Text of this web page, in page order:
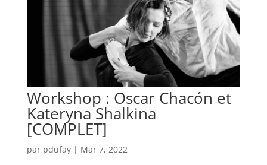
Workshop : Oscar Chacón et
Kateryna Shalkina
[COMPLET]
par pdufay| Mar 7, 2022